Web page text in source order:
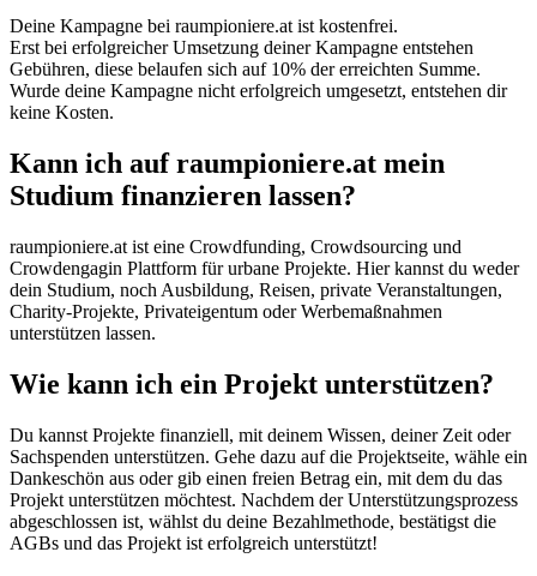
Deine Kampagne bei raumpioniere.at ist kostenfrei.
Erst bei erfolgreicher Umsetzung deiner Kampagne entstehen
Gebühren, diese belaufen sich auf 10% der erreichten Summe.
Wurde deine Kampagne nicht erfolgreich umgesetzt, entstehen dir
keine Kosten.
Kann ich auf raumpioniere.at mein
Studium finanzieren lassen?
raumpioniere.at ist eine Crowdfunding, Crowdsourcing und
Crowdengagin Plattform für urbane Projekte. Hier kannst du weder
dein Studium, noch Ausbildung, Reisen, private Veranstaltungen,
Charity-Projekte, Privateigentum oder Werbemaßnahmen
unterstützen lassen.
Wie kann ich ein Projekt unterstützen?
Du kannst Projekte finanziell, mit deinem Wissen, deiner Zeit oder
Sachspenden unterstützen. Gehe dazu auf die Projektseite, wähle ein
Dankeschön aus oder gib einen freien Betrag ein, mit dem du das
Projekt unterstützen möchtest. Nachdem der Unterstützungsprozess
abgeschlossen ist, wählst du deine Bezahlmethode, bestätigst die
AGBs und das Projekt ist erfolgreich unterstützt!